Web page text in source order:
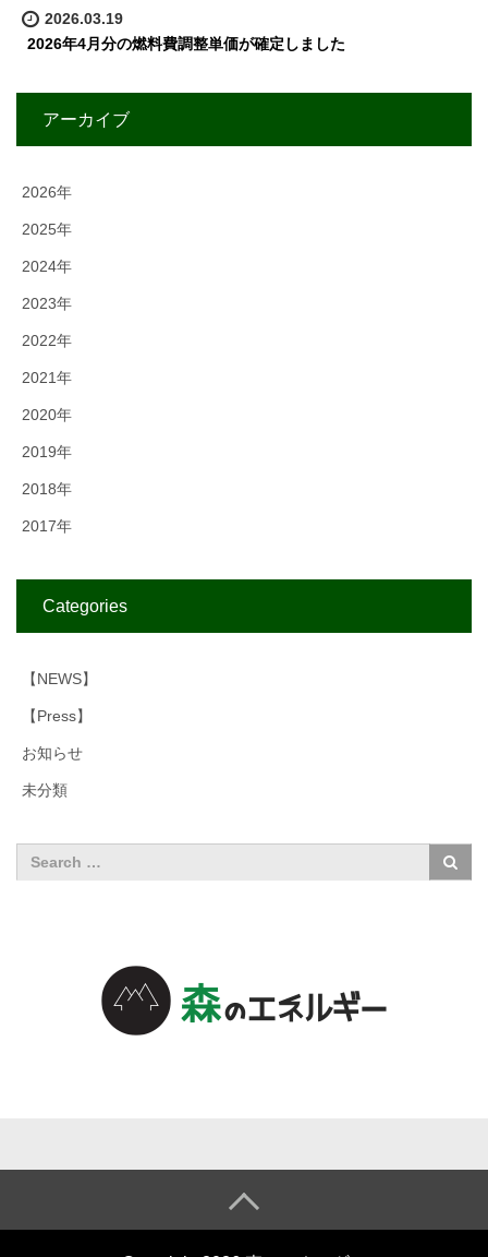
2026.03.19
2026年4月分の燃料費調整単価が確定しました
アーカイブ
2026年
2025年
2024年
2023年
2022年
2021年
2020年
2019年
2018年
2017年
Categories
【NEWS】
【Press】
お知らせ
未分類
て